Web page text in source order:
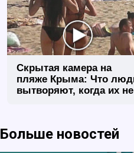
Скрытая камера на
пляже Крыма: Что
вытворяют, когда их не
Больше новостей